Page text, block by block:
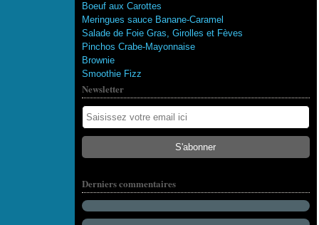
Boeuf aux Carottes
Meringues sauce Banane-Caramel
Salade de Foie Gras, Girolles et Fèves
Pinchos Crabe-Mayonnaise
Brownie
Smoothie Fizz
Newsletter
Derniers commentaires